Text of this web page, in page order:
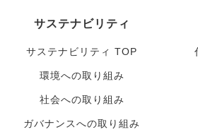
サステナビリティ
サステナビリティ TOP
環境への取り組み
社会への取り組み
ガバナンスへの取り組み